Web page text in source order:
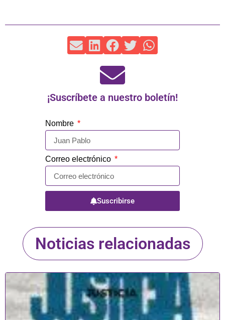
¡Suscríbete a nuestro boletín!
Nombre
Correo electrónico
Suscribirse
Noticias relacionadas